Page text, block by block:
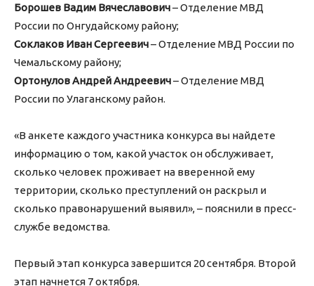
Борошев Вадим Вячеславович– Отделение МВД
России по Онгудайскому району;
Соклаков Иван Сергеевич– Отделение МВД России по
Чемальскому району;
Ортонулов Андрей Андреевич– Отделение МВД
России по Улаганскому район.
«В анкете каждого участника конкурса вы найдете
информацию о том, какой участок он обслуживает,
сколько человек проживает на вверенной ему
территории, сколько преступлений он раскрыл и
сколько правонарушений выявил», – пояснили в пресс-
службе ведомства.
Первый этап конкурса завершится 20 сентября. Второй
этап начнется 7 октября.